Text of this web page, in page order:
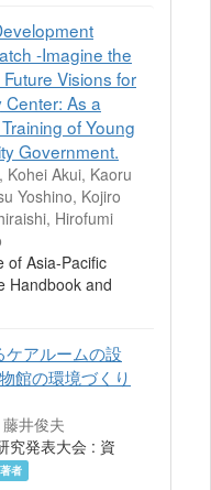
-Imagine the
Visions for
Center: As a
of Young
Government.
Kohei Akui, Kaoru
Yoshino, Kojiro
Hirofumi
of Asia-Pacific
Handbook and
アルームの設
館の環境づくり
井俊夫
究発表大会 : 資
者